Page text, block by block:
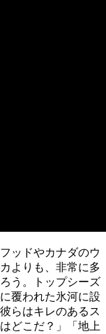
ッドやカナダのウ
よりも、非常に多
う。トップシーズ
覆われた氷河に設
らはキレのあるス
どこだ？」「地上